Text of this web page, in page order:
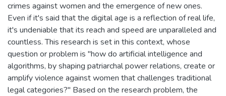
crimes against women and the emergence of new ones.
Even if it's said that the digital age is a reflection of real life,
it's undeniable that its reach and speed are unparalleled and
countless. This research is set in this context, whose
question or problem is "how do artificial intelligence and
algorithms, by shaping patriarchal power relations, create or
amplify violence against women that challenges traditional
legal categories?" Based on the research problem, the